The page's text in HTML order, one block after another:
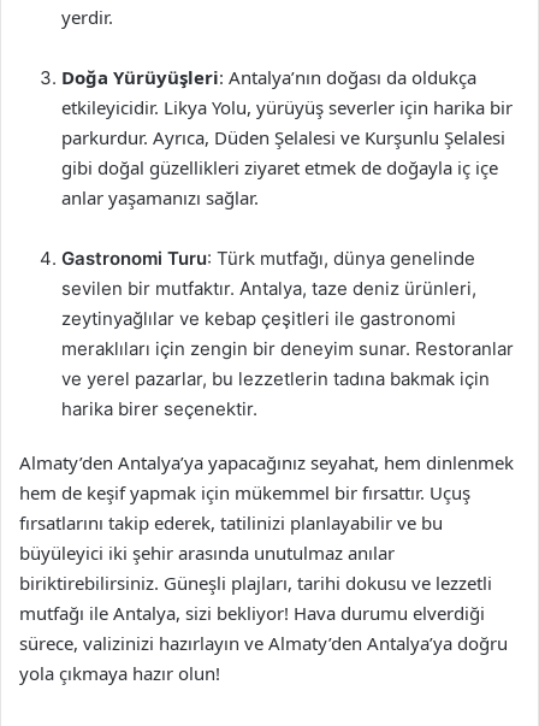
yerdir.
Doğa Yürüyüşleri: Antalya’nın doğası da oldukça
etkileyicidir. Likya Yolu, yürüyüş severler için harika bir
parkurdur. Ayrıca, Düden Şelalesi ve Kurşunlu Şelalesi
gibi doğal güzellikleri ziyaret etmek de doğayla iç içe
anlar yaşamanızı sağlar.
Gastronomi Turu: Türk mutfağı, dünya genelinde
sevilen bir mutfaktır. Antalya, taze deniz ürünleri,
zeytinyağlılar ve kebap çeşitleri ile gastronomi
meraklıları için zengin bir deneyim sunar. Restoranlar
ve yerel pazarlar, bu lezzetlerin tadına bakmak için
harika birer seçenektir.
Almaty’den Antalya’ya yapacağınız seyahat, hem dinlenmek
hem de keşif yapmak için mükemmel bir fırsattır. Uçuş
fırsatlarını takip ederek, tatilinizi planlayabilir ve bu
büyüleyici iki şehir arasında unutulmaz anılar
biriktirebilirsiniz. Güneşli plajları, tarihi dokusu ve lezzetli
mutfağı ile Antalya, sizi bekliyor! Hava durumu elverdiği
sürece, valizinizi hazırlayın ve Almaty’den Antalya’ya doğru
yola çıkmaya hazır olun!